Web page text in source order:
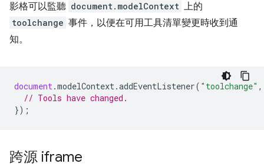
影格可以監聽 document.modelContext 上的
toolchange 事件，以便在可用工具清單變更時收到通
知。
document.modelContext.addEventListener( "toolchange" ,
// Tools have changed.
});
跨源 iframe